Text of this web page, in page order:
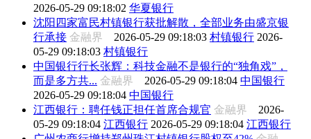
2026-05-29 09:18:02 华夏银行
沈阳四家富民村镇银行获批解散，全部业务由盛京银
行承接 金融界 2026-05-29 09:18:03 村镇银行 2026-
05-29 09:18:03 村镇银行
中国银行行长张辉：科技金融不是银行的“独角戏”，
而是多方共... 金融界 2026-05-29 09:18:04 中国银行
2026-05-29 09:18:04 中国银行
江西银行：聘任钱正担任首席合规官 金融界 2026-
05-29 09:18:04 江西银行 2026-05-29 09:18:04 江西银行